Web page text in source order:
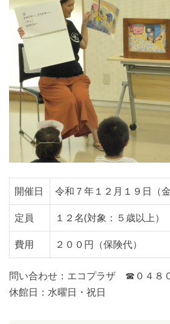
開催日
令和７年１２月１９日（
定員
１２名(対象：５歳以上）
費用
２００円（保険代）
問い合わせ：エコプラザ ☎０４８
休館日：水曜日・祝日